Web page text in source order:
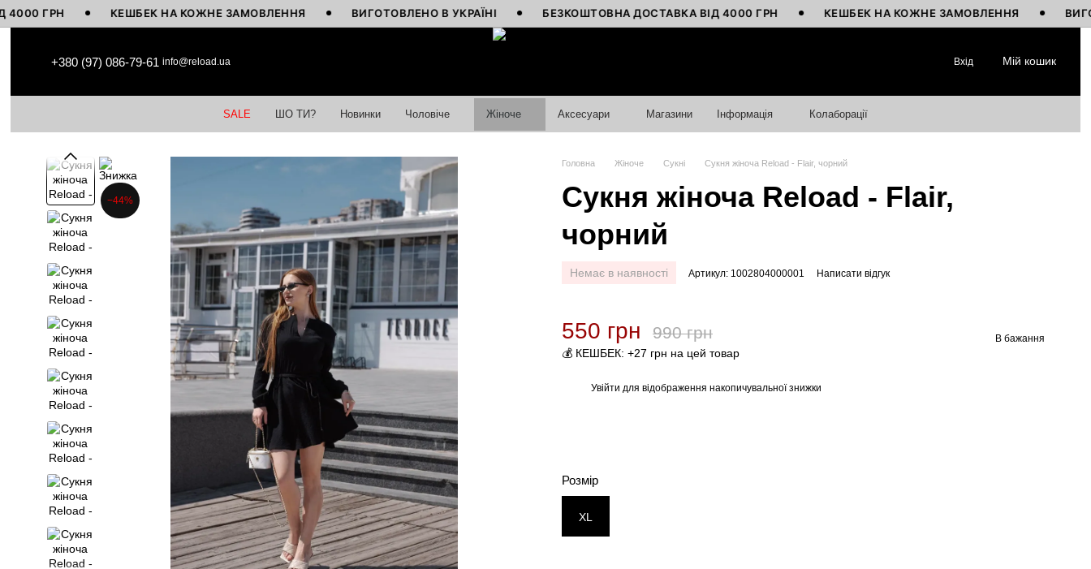
КЕШБЕК НА КОЖНЕ ЗАМОВЛЕННЯ ВИГОТОВЛЕНО В УКРАЇНІ БЕЗКОШТОВНА ДОСТАВКА ВІД 4000 ГРН КЕШБЕК НА КОЖНЕ ЗАМОВЛЕННЯ
+380 (97) 086-79-61 info@reload.ua Вхід Мій кошик
SALE ШО ТИ? Новинки Чоловіче Жіноче Аксесуари Магазини Інформація Колаборації
−44%
Головна Жіноче Сукні Сукня жіноча Reload - Flair, чорний
Сукня жіноча Reload - Flair,
чорний
Немає в наявності Артикул: 1002804000001 Написати відгук
550 грн 990 грн
💰 КЕШБЕК: +27 грн на цей товар
В бажання
Увійти для відображення накопичувальної знижки
Розмір
XL